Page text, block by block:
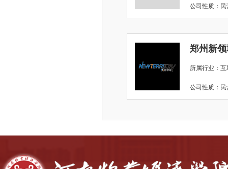
公司性质
郑州新
所属行业：
公司性质